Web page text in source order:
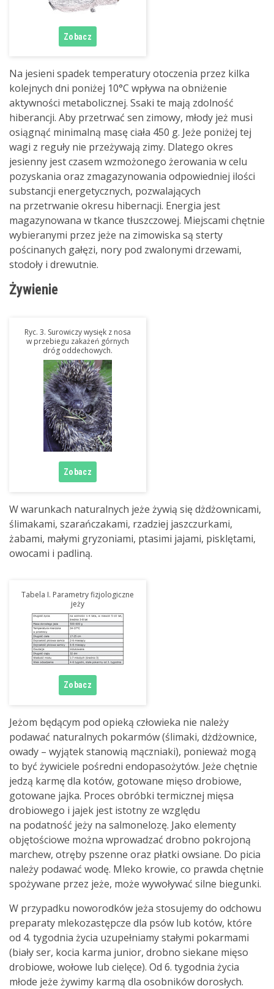
Na jesieni spadek temperatury otoczenia przez kilka
kolejnych dni poniżej 10°C wpływa na obniżenie
aktywności metabolicznej. Ssaki te mają zdolność
hiberancji. Aby przetrwać sen zimowy, młody jeż musi
osiągnąć minimalną masę ciała 450 g. Jeże poniżej tej
wagi z reguły nie przeżywają zimy. Dlatego okres
jesienny jest czasem wzmożonego żerowania w celu
pozyskania oraz zmagazynowania odpowiedniej ilości
substancji energetycznych, pozwalających
na przetrwanie okresu hibernacji. Energia jest
magazynowana w tkance tłuszczowej. Miejscami chętnie
wybieranymi przez jeże na zimowiska są sterty
pościnanych gałęzi, nory pod zwalonymi drzewami,
stodoły i drewutnie.
Żywienie
Ryc. 3. Surowiczy wysięk z nosa
w przebiegu zakażeń górnych
dróg oddechowych.
W warunkach naturalnych jeże żywią się dżdżownicami,
ślimakami, szarańczakami, rzadziej jaszczurkami,
żabami, małymi gryzoniami, ptasimi jajami, pisklętami,
owocami i padliną.
Tabela I. Parametry fizjologiczne
jeży
Jeżom będącym pod opieką człowieka nie należy
podawać naturalnych pokarmów (ślimaki, dżdżownice,
owady – wyjątek stanowią mączniaki), ponieważ mogą
to być żywiciele pośredni endopasożytów. Jeże chętnie
jedzą karmę dla kotów, gotowane mięso drobiowe,
gotowane jajka. Proces obróbki termicznej mięsa
drobiowego i jajek jest istotny ze względu
na podatność jeży na salmonelozę. Jako elementy
objętościowe można wprowadzać drobno pokrojoną
marchew, otręby pszenne oraz płatki owsiane. Do picia
należy podawać wodę. Mleko krowie, co prawda chętnie
spożywane przez jeże, może wywoływać silne biegunki.
W przypadku noworodków jeża stosujemy do odchowu
preparaty mlekozastępcze dla psów lub kotów, które
od 4. tygodnia życia uzupełniamy stałymi pokarmami
(biały ser, kocia karma junior, drobno siekane mięso
drobiowe, wołowe lub cielęce). Od 6. tygodnia życia
młode jeże żywimy karmą dla osobników dorosłych.